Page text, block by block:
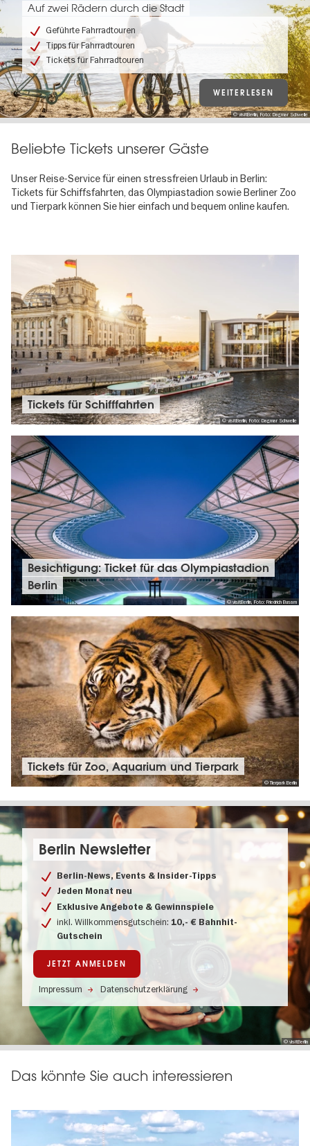
© visitBerlin, Foto: Dagmar Schwelle
Auf zwei Rädern durch die Stadt
Geführte Fahrradtouren
Tipps für Fahrradtouren
Tickets für Fahrradtouren
WEITERLESEN
Beliebte Tickets unserer Gäste
Unser Reise-Service für einen stressfreien Urlaub in Berlin:
Tickets für Schiffsfahrten, das Olympiastadion sowie Berliner Zoo
und Tierpark können Sie hier einfach und bequem online kaufen.
© visitBerlin, Foto: Dagmar Schwelle
Tickets für Schifffahrten
© visitBerlin, Foto: Friedrich Busam
Besichtigung: Ticket für das Olympiastadion
Berlin
© Tierpark Berlin
Tickets für Zoo, Aquarium und Tierpark
© visitBerlin
Berlin Newsletter
Berlin-News, Events & Insider-Tipps
Jeden Monat neu
Exklusive Angebote & Gewinnspiele
inkl. Willkommensgutschein: 10,- € Bahnhit-
Gutschein
JETZT ANMELDEN
Impressum Datenschutzerklärung
Das könnte Sie auch interessieren